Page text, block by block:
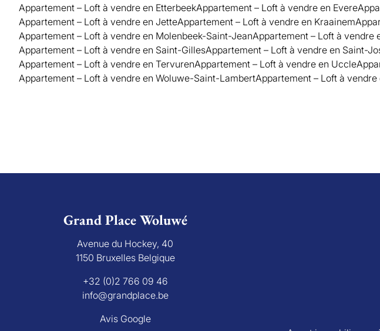
Appartement – Loft à vendre en EtterbeekAppartement – Loft à vendre en Evere
Appartement – Loft à vendre en JetteAppartement – Loft à vendre en Kraainem
Appartement – Loft à vendre en Molenbeek-Saint-JeanAppartement – Loft à vendre
Appartement – Loft à vendre en Saint-GillesAppartement – Loft à vendre en Saint-
Appartement – Loft à vendre en TervurenAppartement – Loft à vendre en Uccle
Appartement – Loft à vendre en Woluwe-Saint-LambertAppartement – Loft à
Grand Place Woluwé
Avenue du Hockey, 40
1150 Bruxelles Belgique
+32 (0)2 766 09 46
info@grandplace.be
Avis Google